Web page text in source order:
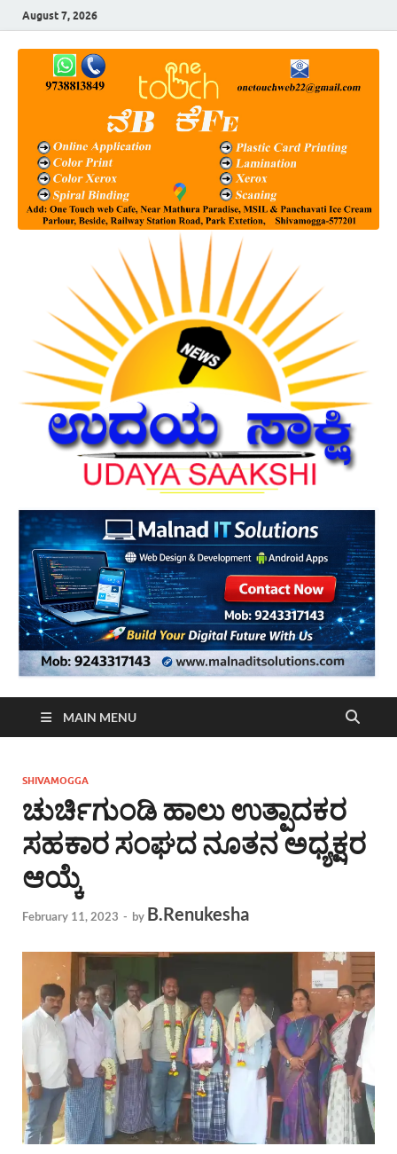
August 7, 2026
MAIN MENU
SHIVAMOGGA
ಚುರ್ಚಿಗುಂಡಿ ಹಾಲು ಉತ್ಪಾದಕರ
ಸಹಕಾರ ಸಂಘದ ನೂತನ ಅಧ್ಯಕ್ಷರ
ಆಯ್ಕೆ
February 11, 2023 - by B.Renukesha